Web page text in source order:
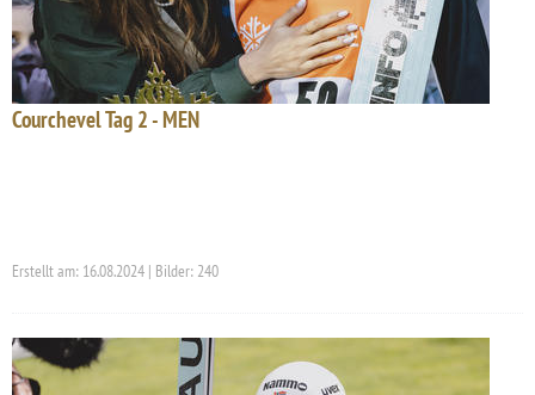
Courchevel Tag 2 - MEN
Erstellt am: 16.08.2024 | Bilder: 240